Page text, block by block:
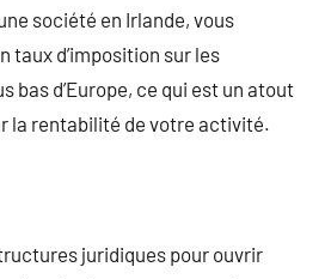
société en Irlande, vous
taux d’imposition sur les
bas d’Europe, ce qui est un atout
la rentabilité de votre activité.
juridiques pour ouvrir